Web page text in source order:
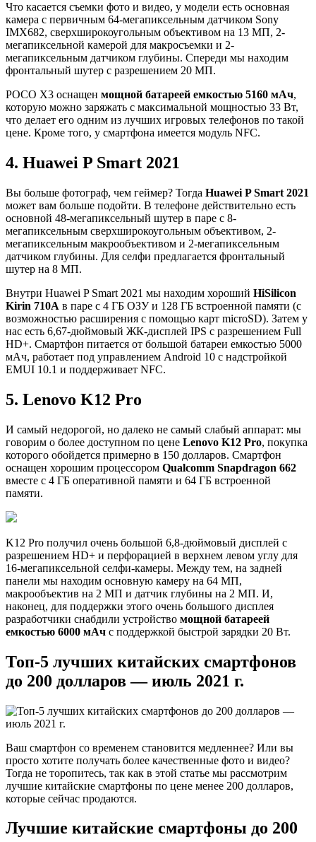
Что касается съемки фото и видео, у модели есть основная
камера с первичным 64-мегапиксельным датчиком Sony
IMX682, сверхширокоугольным объективом на 13 МП, 2-
мегапиксельной камерой для макросъемки и 2-
мегапиксельным датчиком глубины. Спереди мы находим
фронтальный шутер с разрешением 20 МП.
POCO X3 оснащен мощной батареей емкостью 5160 мАч,
которую можно заряжать с максимальной мощностью 33 Вт,
что делает его одним из лучших игровых телефонов по такой
цене. Кроме того, у смартфона имеется модуль NFC.
4. Huawei P Smart 2021
Вы больше фотограф, чем геймер? Тогда Huawei P Smart 2021
может вам больше подойти. В телефоне действительно есть
основной 48-мегапиксельный шутер в паре с 8-
мегапиксельным сверхширокоугольным объективом, 2-
мегапиксельным макрообъективом и 2-мегапиксельным
датчиком глубины. Для селфи предлагается фронтальный
шутер на 8 МП.
Внутри Huawei P Smart 2021 мы находим хороший HiSilicon
Kirin 710A в паре с 4 ГБ ОЗУ и 128 ГБ встроенной памяти (с
возможностью расширения с помощью карт microSD). Затем у
нас есть 6,67-дюймовый ЖК-дисплей IPS с разрешением Full
HD+. Смартфон питается от большой батареи емкостью 5000
мАч, работает под управлением Android 10 с надстройкой
EMUI 10.1 и поддерживает NFC.
5. Lenovo K12 Pro
И самый недорогой, но далеко не самый слабый аппарат: мы
говорим о более доступном по цене Lenovo K12 Pro, покупка
которого обойдется примерно в 150 долларов. Смартфон
оснащен хорошим процессором Qualcomm Snapdragon 662
вместе с 4 ГБ оперативной памяти и 64 ГБ встроенной
памяти.
K12 Pro получил очень большой 6,8-дюймовый дисплей с
разрешением HD+ и перфорацией в верхнем левом углу для
16-мегапиксельной селфи-камеры. Между тем, на задней
панели мы находим основную камеру на 64 МП,
макрообъектив на 2 МП и датчик глубины на 2 МП. И,
наконец, для поддержки этого очень большого дисплея
разработчики снабдили устройство мощной батареей
емкостью 6000 мАч с поддержкой быстрой зарядки 20 Вт.
Топ-5 лучших китайских смартфонов
до 200 долларов — июль 2021 г.
Ваш смартфон со временем становится медленнее? Или вы
просто хотите получать более качественные фото и видео?
Тогда не торопитесь, так как в этой статье мы рассмотрим
лучшие китайские смартфоны по цене менее 200 долларов,
которые сейчас продаются.
Лучшие китайские смартфоны до 200